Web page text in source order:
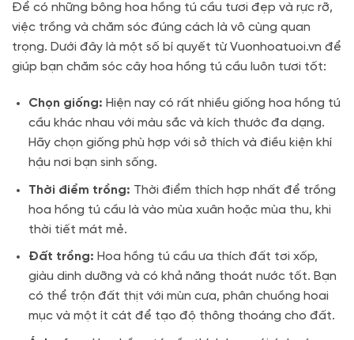
Để có những bông hoa hồng tú cầu tươi đẹp và rực rỡ,
việc trồng và chăm sóc đúng cách là vô cùng quan
trọng. Dưới đây là một số bí quyết từ Vuonhoatuoi.vn để
giúp bạn chăm sóc cây hoa hồng tú cầu luôn tươi tốt:
Chọn giống: Hiện nay có rất nhiều giống hoa hồng tú
cầu khác nhau với màu sắc và kích thước đa dạng.
Hãy chọn giống phù hợp với sở thích và điều kiện khí
hậu nơi bạn sinh sống.
Thời điểm trồng: Thời điểm thích hợp nhất để trồng
hoa hồng tú cầu là vào mùa xuân hoặc mùa thu, khi
thời tiết mát mẻ.
Đất trồng: Hoa hồng tú cầu ưa thích đất tơi xốp,
giàu dinh dưỡng và có khả năng thoát nước tốt. Bạn
có thể trộn đất thịt với mùn cưa, phân chuồng hoai
mục và một ít cát để tạo độ thông thoáng cho đất.